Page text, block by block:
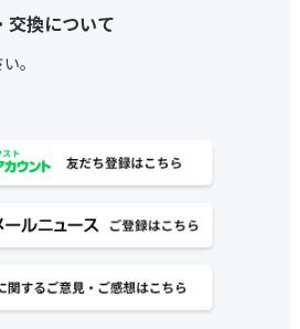
交換について
。